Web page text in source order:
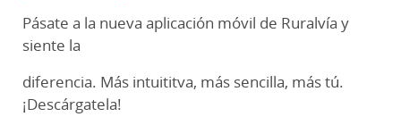
Pásate a la nueva aplicación móvil de Ruralvía y
siente la
diferencia. Más intuititva, más sencilla, más tú.
¡Descárgatela!